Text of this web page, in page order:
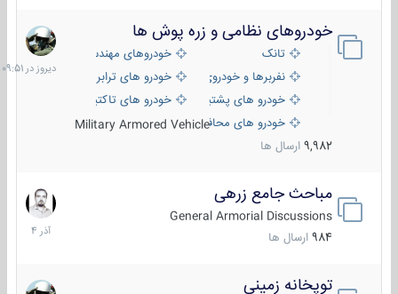
خودروهای نظامی و زره پوش ها
تانک
خودروهای مهندسی
نفربرها و خودروی های رزمی پیاده نظام
خودرو های ترابری نظامی
خودرو های پشتیبانی آتش ، شناسایی و ضد تانک
خودرو های تاکتیکی نظامی
خودرو های محافظت شدهMilitary Armored Vehicle
9,982 ارسال ها
دیروز
در
09:51
مباحث جامع زرهی
General Armorial Discussions
984 ارسال ها
7
آذر
1404
توپخانه زمینی
دیروز